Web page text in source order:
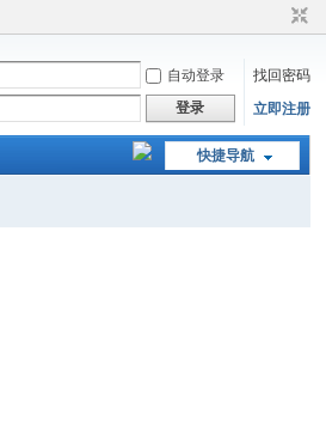
自动登录
找回密码
登录 立即注册
快捷导航